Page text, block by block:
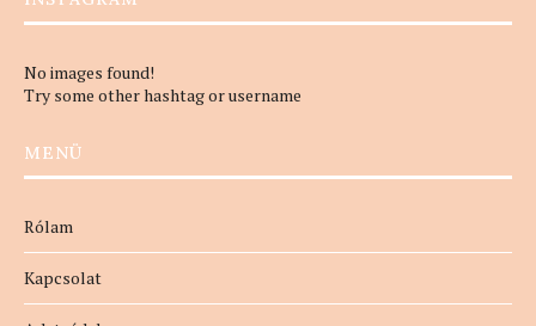
No images found!
Try some other hashtag or username
MENÜ
Rólam
Kapcsolat